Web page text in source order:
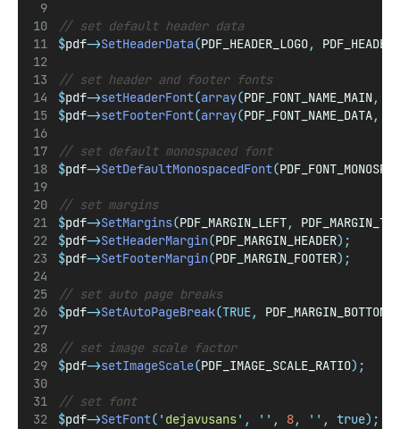
// set default header data
$pdf->SetHeaderData(PDF_HEADER_LOGO,
// set header and footer fonts
$pdf->setHeaderFont(array(PDF_FONT_NAME_MAIN,
$pdf->setFooterFont(array(PDF_FONT_NAME_DATA,
// set default monospaced font
$pdf->SetDefaultMonospacedFont(
// set margins
$pdf->SetMargins(PDF_MARGIN_LEFT,
PDF_MARGIN_TOP
$pdf->SetHeaderMargin(PDF_MARGIN_HEADER);
$pdf->SetFooterMargin(PDF_MARGIN_FOOTER);
// set auto page breaks
$pdf->SetAutoPageBreak(TRUE, PDF_MARGIN_BOTTOM
// set image scale factor
$pdf->setImageScale(PDF_IMAGE_SCALE_RATIO);
// set font
$pdf->SetFont( ' dejavusans' , '' , 8, '' , true);